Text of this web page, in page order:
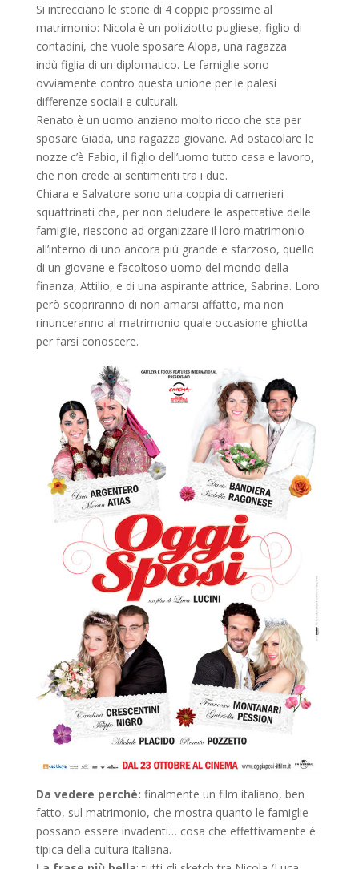
Si intrecciano le storie di 4 coppie prossime al
matrimonio: Nicola è un poliziotto pugliese, figlio di
contadini, che vuole sposare Alopa, una ragazza
indù figlia di un diplomatico. Le famiglie sono
ovviamente contro questa unione per le palesi
differenze sociali e culturali.
Renato è un uomo anziano molto ricco che sta per
sposare Giada, una ragazza giovane. Ad ostacolare le
nozze c’è Fabio, il figlio dell’uomo tutto casa e lavoro,
che non crede ai sentimenti tra i due.
Chiara e Salvatore sono una coppia di camerieri
squattrinati che, per non deludere le aspettative delle
famiglie, riescono ad organizzare il loro matrimonio
all’interno di uno ancora più grande e sfarzoso, quello
di un giovane e facoltoso uomo del mondo della
finanza, Attilio, e di una aspirante attrice, Sabrina. Loro
però scopriranno di non amarsi affatto, ma non
rinunceranno al matrimonio quale occasione ghiotta
per farsi conoscere.
Da vedere perchè: finalmente un film italiano, ben
fatto, sul matrimonio, che mostra quanto le famiglie
possano essere invadenti… cosa che effettivamente è
tipica della cultura italiana.